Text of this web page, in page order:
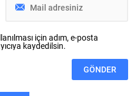
kupanın sahibi...
için adım, e-posta
kaydedilsin.